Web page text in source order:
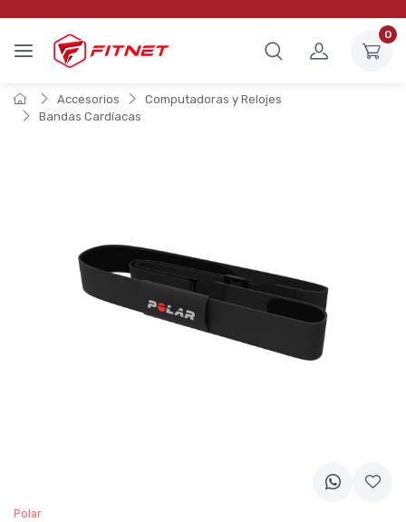
0
Accesorios
Computadoras y Relojes
Bandas Cardíacas
Polar